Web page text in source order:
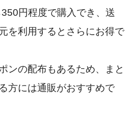
円程度で購入でき、送
を利用するとさらにお得で
ンの配布もあるため、まと
方には通販がおすすめで